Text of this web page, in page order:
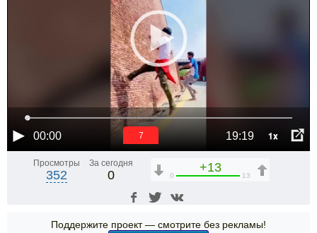
00:00 19:19 1x
6
Просмотры
352
За сегодня
0
+13
0 13
Поддержите проект — смотрите без рекламы!